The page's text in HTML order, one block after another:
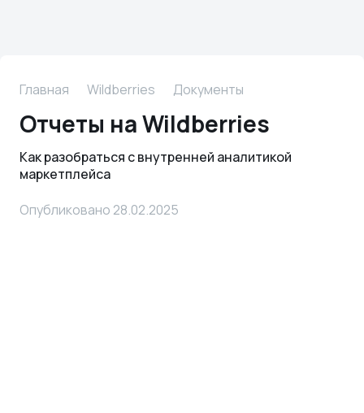
Главная Wildberries Документы
Отчеты на Wildberries
Как разобраться с внутренней аналитикой
маркетплейса
Опубликовано 28.02.2025